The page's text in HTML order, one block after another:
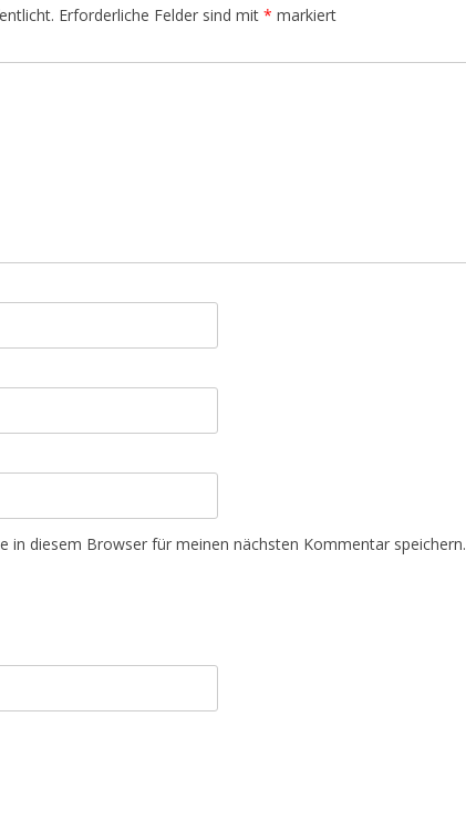
Erforderliche Felder sind mit * markiert
in diesem Browser für meinen nächsten Kommentar speichern.